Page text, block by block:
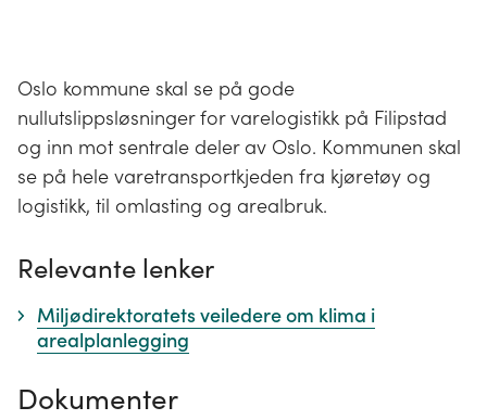
Oslo kommune skal se på gode
nullutslippsløsninger for varelogistikk på Filipstad
og inn mot sentrale deler av Oslo. Kommunen skal
se på hele varetransportkjeden fra kjøretøy og
logistikk, til omlasting og arealbruk.
Relevante lenker
Miljødirektoratets veiledere om klima i
arealplanlegging
Dokumenter